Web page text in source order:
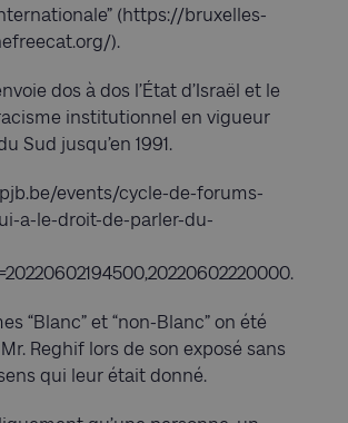
(https://bruxelles-
).
dos à dos l’État d’Israël et le
institutionnel en vigueur
Sud jusqu’en 1991.
events/cycle-de-forums-
a-le-droit-de-parler-du-
“Blanc” et “non-Blanc” on été
Reghif lors de son exposé sans
qui leur était donné.